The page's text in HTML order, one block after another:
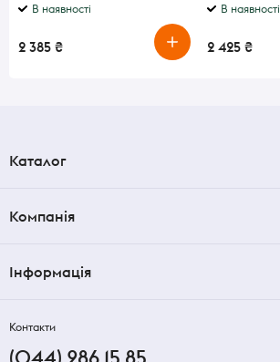
В наявності
2 385 ₴
В наявності
2 425 ₴
Каталог
Компанія
Інформація
Контакти